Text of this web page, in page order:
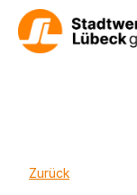
Zurück